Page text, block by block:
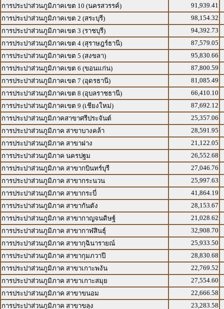
การประปาส่วนภูมิภาคเขต 10 (นครสวรรค์)
91,939.41
การประปาส่วนภูมิภาคเขต 2 (สระบุรี)
98,154.32
การประปาส่วนภูมิภาคเขต 3 (ราชบุรี)
94,392.73
การประปาส่วนภูมิภาคเขต 4 (สุราษฎร์ธานี)
87,579.05
การประปาส่วนภูมิภาคเขต 5 (สงขลา)
95,830.66
การประปาส่วนภูมิภาคเขต 6 (ขอนแก่น)
87,800.59
การประปาส่วนภูมิภาคเขต 7 (อุดรธานี)
81,085.49
การประปาส่วนภูมิภาคเขต 8 (อุบลราชธานี)
66,410.10
การประปาส่วนภูมิภาคเขต 9 (เชียงใหม่)
87,692.12
การประปาส่วนภูมิภาคสาขาศรีประจันต์
25,357.06
การประปาส่วนภูมิภาค สาขาบางคล้า
28,591.95
การประปาส่วนภูมิภาค สาขาฝาง
21,122.05
การประปาส่วนภูมิภาค นครปฐม
26,552.68
การประปาส่วนภูมิภาค สาขากบินทร์บุรี
27,046.76
การประปาส่วนภูมิภาค สาขากระนวน
25,997.63
การประปาส่วนภูมิภาค สาขากระบี่
41,864.19
การประปาส่วนภูมิภาค สาขากันตัง
28,153.67
การประปาส่วนภูมิภาค สาขากาญจนดิษฐ์
21,028.62
การประปาส่วนภูมิภาค สาขากาฬสินธุ์
32,908.70
การประปาส่วนภูมิภาค สาขากุฉินารายณ์
25,933.50
การประปาส่วนภูมิภาค สาขากุมภวาปี
28,830.68
การประปาส่วนภูมิภาค สาขาเกาะพงัน
22,769.52
การประปาส่วนภูมิภาค สาขาเกาะสมุย
27,554.60
การประปาส่วนภูมิภาค สาขาขนอม
22,666.58
การประปาส่วนภูมิภาค สาขาขลุง
23,283.58